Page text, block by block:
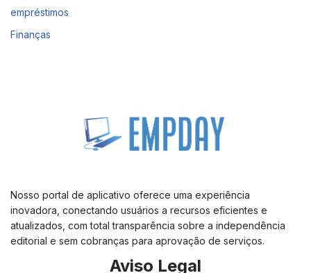
empréstimos
Finanças
Nosso portal de aplicativo oferece uma experiência
inovadora, conectando usuários a recursos eficientes e
atualizados, com total transparência sobre a independência
editorial e sem cobranças para aprovação de serviços.
Aviso Legal